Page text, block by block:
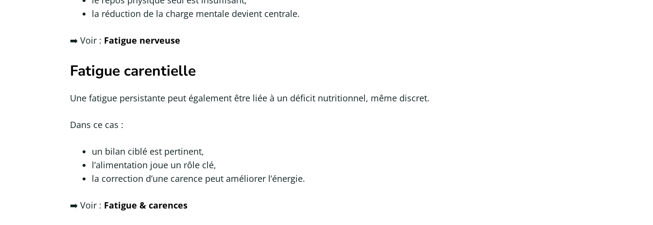
la réduction de la charge mentale devient centrale.
➡️ Voir : Fatigue nerveuse
Fatigue carentielle
Une fatigue persistante peut également être liée à un déficit nutritionnel, même discret.
Dans ce cas :
un bilan ciblé est pertinent,
l’alimentation joue un rôle clé,
la correction d’une carence peut améliorer l’énergie.
➡️ Voir : Fatigue & carences